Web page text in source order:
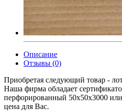
Описание
Отзывы (0)
Приобретая следующий товар -
Наша фирма обладает
перфорированный 50х50х3000
цена для Вас.